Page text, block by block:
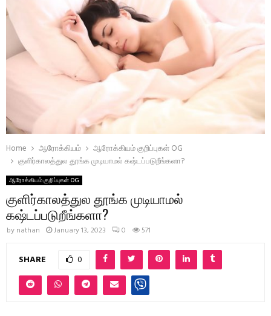
Home ஆரோக்கியம்
ஆரோக்கியம் குறிப்புகள் OG
குளிர்காலத்துல தூங்க முடியாமல் கஷ்டப்படுறீங்களா?
ஆரோக்கியம் குறிப்புகள் OG
குளிர்காலத்துல தூங்க முடியாமல்
கஷ்டப்படுறீங்களா?
by nathan January 13, 2023 0 571
SHARE 0